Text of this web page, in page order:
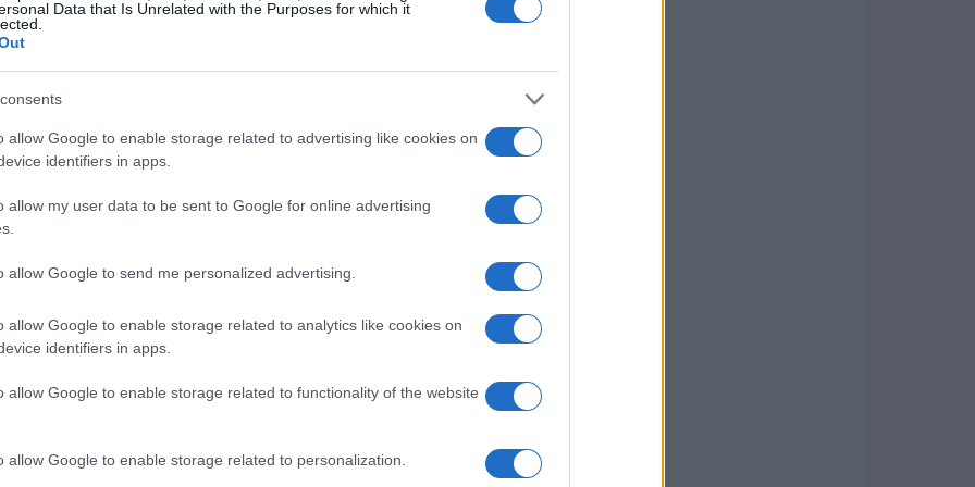
Data that Is Unrelated with the Purposes for which it
allow Google to enable storage related to advertising like cookies on
identifiers in apps.
allow my user data to be sent to Google for online advertising
allow Google to send me personalized advertising.
allow Google to enable storage related to analytics like cookies on
identifiers in apps.
allow Google to enable storage related to functionality of the website
allow Google to enable storage related to personalization.
y antiinflamatorias
una sinergia poderosa. La curcumina de la
juntos para reducir la inflamación en el
para quienes sufren de dolores
compuestos ayudan a fortalecer el sistema
de resfriados y gripes. Consumir esta
deliciosa de cuidar tu salud.